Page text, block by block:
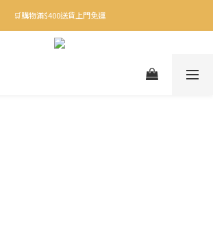
Three Little Meow App 即享多重禮遇！
🛒購物滿$400送貨上門免運
Three Little Meow App 即享多重禮遇！